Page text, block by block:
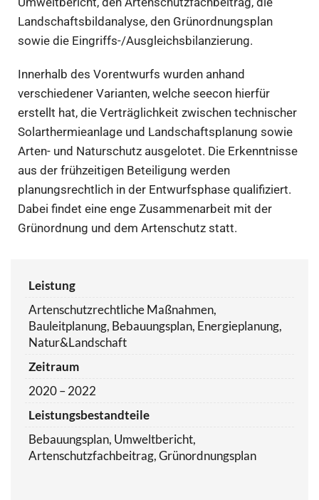
Landschaftsbildanalyse, den Grünordnungsplan
sowie die Eingriffs-/Ausgleichsbilanzierung.
Innerhalb des Vorentwurfs wurden anhand
verschiedener Varianten, welche seecon hierfür
erstellt hat, die Verträglichkeit zwischen technischer
Solarthermieanlage und Landschaftsplanung sowie
Arten- und Naturschutz ausgelotet. Die Erkenntnisse
aus der frühzeitigen Beteiligung werden
planungsrechtlich in der Entwurfsphase qualifiziert.
Dabei findet eine enge Zusammenarbeit mit der
Grünordnung und dem Artenschutz statt.
Leistung
Artenschutzrechtliche Maßnahmen,
Bauleitplanung, Bebauungsplan, Energieplanung,
Natur&Landschaft
Zeitraum
2020 – 2022
Leistungsbestandteile
Bebauungsplan, Umweltbericht,
Artenschutzfachbeitrag, Grünordnungsplan